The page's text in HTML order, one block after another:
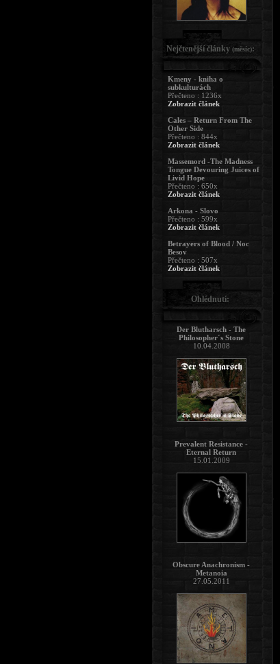
Nejčtenější články (měsíc):
Kmeny - kniha o
subkulturách
Přečteno : 1236x
Zobrazit článek
Cales – Return From The
Other Side
Přečteno : 844x
Zobrazit článek
Massemord -The Madness
Tongue Devouring Juices of
Livid Hope
Přečteno : 650x
Zobrazit článek
Arkona - Slovo
Přečteno : 599x
Zobrazit článek
Betrayers of Blood / Noc
Besov
Přečteno : 507x
Zobrazit článek
Ohlédnutí:
Der Blutharsch - The
Philosopher´s Stone
10.04.2008
Prevalent Resistance -
Eternal Return
15.01.2009
Obscure Anachronism -
Metanoia
27.05.2011